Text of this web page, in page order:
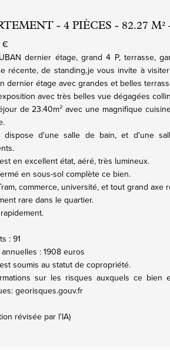
- 4 PIÈCES - 82.27 M²
€
dernier étage, grand 4 P, terrasse,
récente, de standing,je vous invite à
dernier étage avec grandes et belles
avec très belles vue dégagées
de 23.40m² avec une magnifique
dispose d'une salle de bain, et d'une
en excellent état, aéré, très lumineux.
en sous-sol complète ce bien.
commerce, université, et tout grand axe
rare dans le quartier.
: 91
: 1908 euros
soumis au statut de copropriété.
sur les risques auxquels ce
georisques.gouv.fr
révisée par l'IA)